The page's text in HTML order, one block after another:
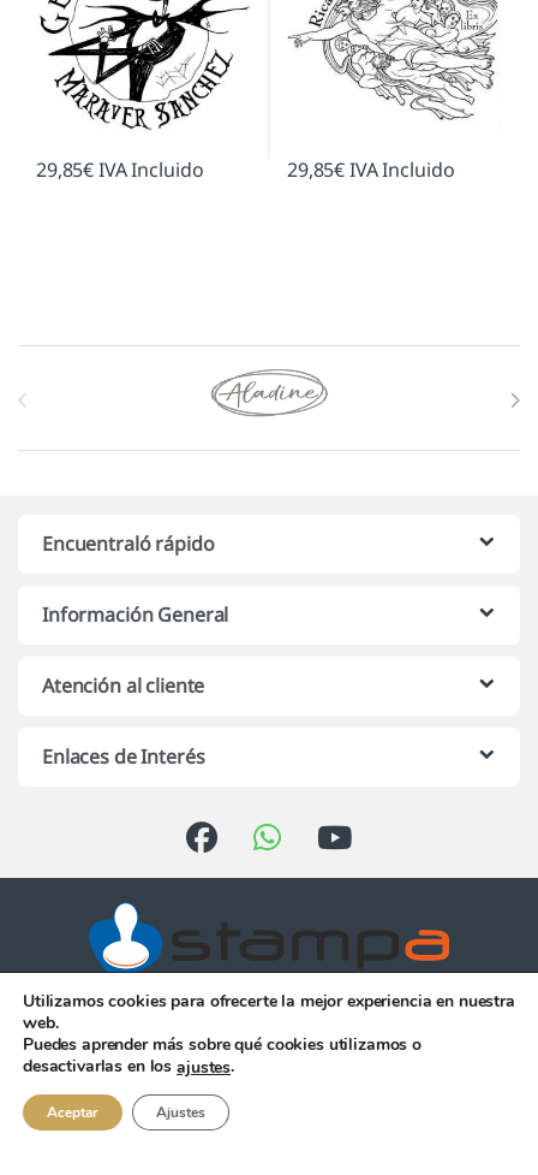
29,85€IVA Incluido 29,85€IVA Incluido
Marcas De Carrusel
Encuentraló rápido
Información General
Atención al cliente
Enlaces de Interés
Atención telefónica de 10:00 h.
a 13:00 h. de Lunes a Viernes
956 344 058
Utilizamos cookies para ofrecerte la mejor experiencia en nuestra
web.
Puedes aprender más sobre qué cookies utilizamos o
desactivarlas en losajustes.
Aceptar Ajustes